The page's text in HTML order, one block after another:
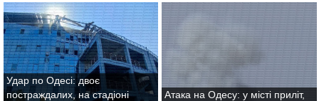
Удар по Одесі: двоє
постраждалих, на стадіоні
Атака на Одесу: у місті приліт,